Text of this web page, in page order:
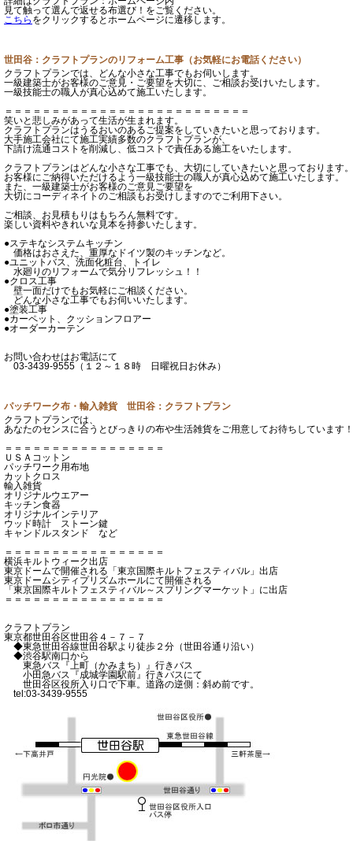
見て触って選んで返せる布選び！をご覧ください。
こちら をクリックするとホームページに遷移します。
世田谷：クラフトプランのリフォーム工事（お気軽にお電話ください）
クラフトプランでは、どんな小さな工事でもお伺いします。
一級建築士がお客様のご意見・ご要望を大切に、ご相談お受けいたします。
一級技能士の職人が真心込めて施工いたします。
＝＝＝＝＝＝＝＝＝＝＝＝＝＝＝＝＝＝＝＝＝＝＝＝＝＝
笑いと悲しみがあって生活が生まれます。
クラフトプランはうるおいのあるご提案をしていきたいと思っております。
大手施工会社にて施工実績多数のクラフトプランが、
下請け流通コストを削減し、低コストで責任ある施工をいたします。
クラフトプランはどんな小さな工事でも、大切にしていきたいと思っております。
お客様にご納得いただけるよう一級技能士の職人が真心込めて施工いたします。
また、一級建築士がお客様のご意見ご要望を
大切にコーディネイトのご相談もお受けしますのでご利用下さい。
ご相談、お見積もりはもちろん無料です。
楽しい資料やきれいな見本を持参いたします。
●ステキなシステムキッチン
価格はおさえた、重厚なドイツ製のキッチンなど。
●ユニットバス、洗面化粧台、トイレ
水廻りのリフォームで気分リフレッシュ！！
●クロス工事
壁一面だけでもお気軽にご相談ください。
どんな小さな工事でもお伺いいたします。
●塗装工事
●カーペット、クッションフロアー
●オーダーカーテン
お問い合わせはお電話にて
03-3439-9555（１２～１８時 日曜祝日お休み）
パッチワーク布・輸入雑貨 世田谷：クラフトプラン
クラフトプランでは、
あなたのセンスに合うとびっきりの布や生活雑貨をご用意してお待ちしています！
＝＝＝＝＝＝＝＝＝＝＝＝＝＝＝＝＝
ＵＳＡコットン
パッチワーク用布地
カットクロス
輸入雑貨
オリジナルウエアー
キッチン食器
オリジナルインテリア
ウッド時計 ストーン鍵
キャンドルスタンド など
＝＝＝＝＝＝＝＝＝＝＝＝＝＝＝＝＝
横浜キルトウィーク出店
東京ドームで開催される「東京国際キルトフェスティバル」出店
東京ドームシティプリズムホールにて開催される
「東京国際キルトフェスティバル～スプリングマーケット」に出店
＝＝＝＝＝＝＝＝＝＝＝＝＝＝＝＝＝
クラフトプラン
東京都世田谷区世田谷４－７－７
◆東急世田谷線世田谷駅より徒歩２分（世田谷通り沿い）
◆渋谷駅南口から
東急バス『上町（かみまち）』行きバス
小田急バス『成城学園駅前』行きバスにて
世田谷区役所入り口で下車。道路の逆側：斜め前です。
tel:03-3439-9555